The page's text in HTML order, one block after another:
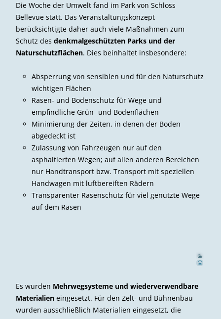
Die Woche der Umwelt fand im Park von Schloss
Bellevue statt. Das Veranstaltungskonzept
berücksichtigte daher auch viele Maßnahmen zum
Schutz des denkmalgeschützten Parks und der
Naturschutzflächen. Dies beinhaltet insbesondere:
Absperrung von sensiblen und für den Naturschutz
wichtigen Flächen
Rasen- und Bodenschutz für Wege und
empfindliche Grün- und Bodenflächen
Minimierung der Zeiten, in denen der Boden
abgedeckt ist
Zulassung von Fahrzeugen nur auf den
asphaltierten Wegen; auf allen anderen Bereichen
nur Handtransport bzw. Transport mit speziellen
Handwagen mit luftbereiften Rädern
Transparenter Rasenschutz für viel genutzte Wege
auf dem Rasen
©
Peter
H
se
Es wurden Mehrwegsysteme und wiederverwendbare
Materialien eingesetzt. Für den Zelt- und Bühnenbau
wurden ausschließlich Materialien eingesetzt, die